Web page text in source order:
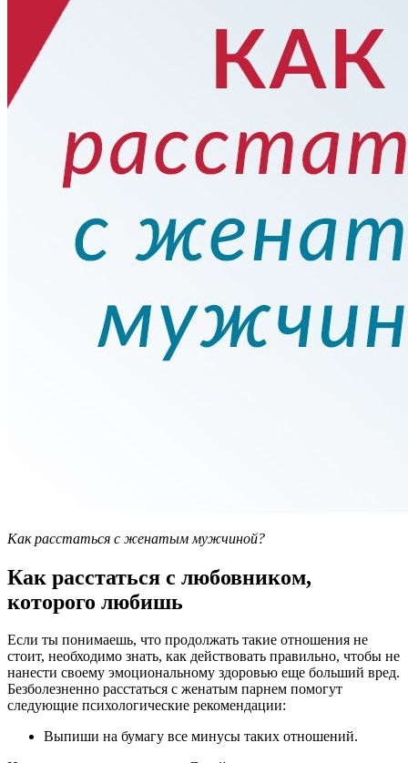
Как расстаться с женатым мужчиной?
Как расстаться с любовником,
которого любишь
Если ты понимаешь, что продолжать такие отношения не
стоит, необходимо знать, как действовать правильно, чтобы не
нанести своему эмоциональному здоровью еще больший вред.
Безболезненно расстаться с женатым парнем помогут
следующие психологические рекомендации:
Выпиши на бумагу все минусы таких отношений.